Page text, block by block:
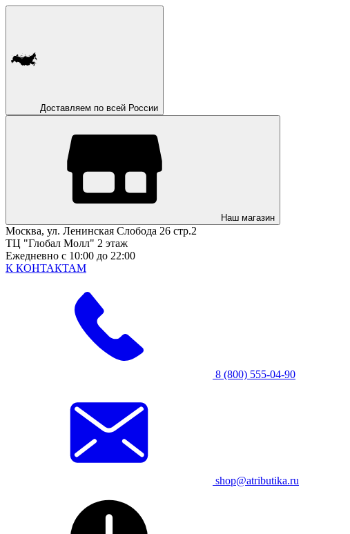
Доставляем по всей России
Наш магазин
Москва, ул. Ленинская Слобода 26 стр.2
ТЦ "Глобал Молл" 2 этаж
Ежедневно с 10:00 до 22:00
К КОНТАКТАМ
8 (800) 555-04-90
shop@atributika.ru